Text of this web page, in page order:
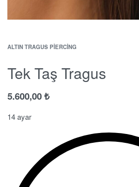
ALTIN TRAGUS PIERCING
Tek Taş Tragus
5.600,00₺
14 ayar